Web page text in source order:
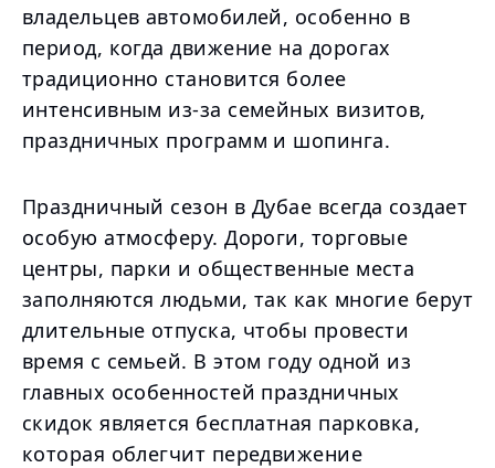
владельцев автомобилей, особенно в
период, когда движение на дорогах
традиционно становится более
интенсивным из-за семейных визитов,
праздничных программ и шопинга.
Праздничный сезон в Дубае всегда создает
особую атмосферу. Дороги, торговые
центры, парки и общественные места
заполняются людьми, так как многие берут
длительные отпуска, чтобы провести
время с семьей. В этом году одной из
главных особенностей праздничных
скидок является бесплатная парковка,
которая облегчит передвижение